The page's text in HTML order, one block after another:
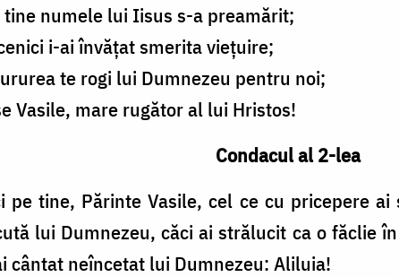
numele lui Iisus s-a preamărit;
i-ai învățat smerita viețuire;
te rogi lui Dumnezeu pentru noi;
Vasile, mare rugător al lui Hristos!
Condacul al 2-lea
pe tine, Părinte Vasile, cel ce cu pricepere
lui Dumnezeu, căci ai strălucit ca o făclie
cântat neîncetat lui Dumnezeu: Aliluia!